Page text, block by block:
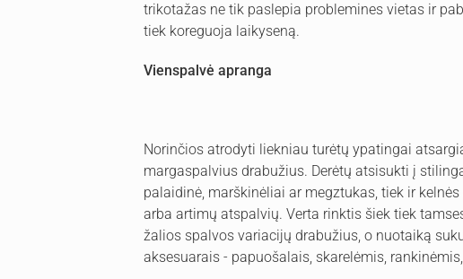
trikotažas ne tik paslepia problemines vietas ir
tiek koreguoja laikyseną.
Vienspalvė apranga
Norinčios atrodyti liekniau turėtų ypatingai
margaspalvius drabužius. Derėtų atsisukti į
palaidinė, marškinėliai ar megztukas, tiek ir
arba artimų atspalvių. Verta rinktis šiek tiek
žalios spalvos variacijų drabužius, o nuotaiką
aksesuarais - papuošalais, skarelėmis,